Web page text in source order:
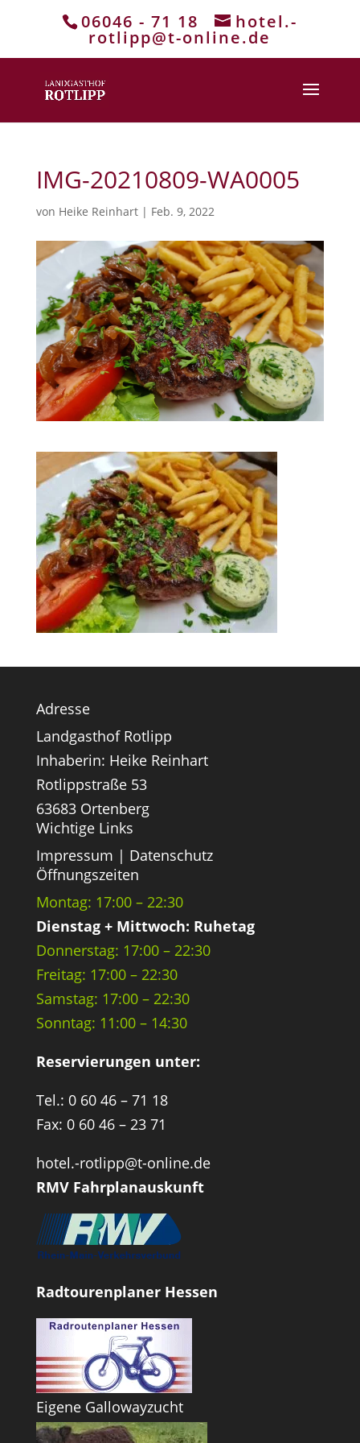
06046 - 71 18 hotel.-
rotlipp@t-online.de
IMG-20210809-WA0005
von Heike Reinhart| Feb. 9, 2022
Adresse
Landgasthof Rotlipp
Inhaberin: Heike Reinhart
Rotlippstraße 53
63683 Ortenberg
Wichtige Links
Impressum | Datenschutz
Öffnungszeiten
Montag: 17:00 – 22:30
Dienstag + Mittwoch: Ruhetag
Donnerstag: 17:00 – 22:30
Freitag: 17:00 – 22:30
Samstag: 17:00 – 22:30
Sonntag: 11:00 – 14:30
Reservierungen unter:
Tel.: 0 60 46 – 71 18
Fax: 0 60 46 – 23 71
hotel.-rotlipp@t-online.de
RMV Fahrplanauskunft
Radtourenplaner Hessen
Eigene Gallowayzucht